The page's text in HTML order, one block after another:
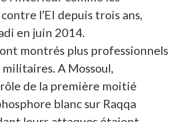
l’EI depuis trois ans,
en juin 2014.
montrés plus professionnels
A Mossoul,
de la première moitié
blanc sur Raqqa